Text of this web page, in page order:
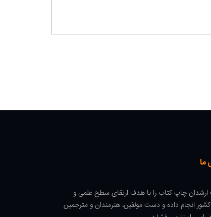
ما
ارشدان چاپ کتاب را با هدف ارتقای سطح علمی و
انجام داده و دست مولفین، هنرمندان و مترجمین